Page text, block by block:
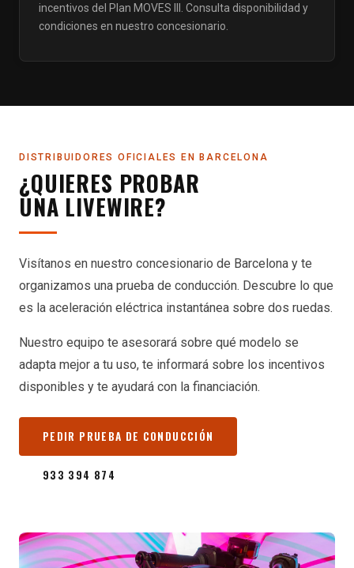
incentivos del Plan MOVES III. Consulta disponibilidad y
condiciones en nuestro concesionario.
DISTRIBUIDORES OFICIALES EN BARCELONA
¿QUIERES PROBAR
UNA LIVEWIRE?
Visítanos en nuestro concesionario de Barcelona y te
organizamos una prueba de conducción. Descubre lo que
es la aceleración eléctrica instantánea sobre dos ruedas.
Nuestro equipo te asesorará sobre qué modelo se
adapta mejor a tu uso, te informará sobre los incentivos
disponibles y te ayudará con la financiación.
PEDIR PRUEBA DE CONDUCCIÓN
933 394 874